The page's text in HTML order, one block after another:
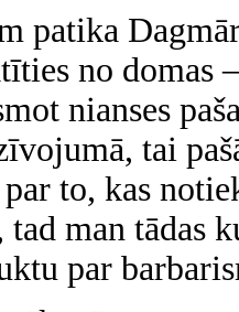
patika
no domas
nianses
tai
to, kas
man tādas
par